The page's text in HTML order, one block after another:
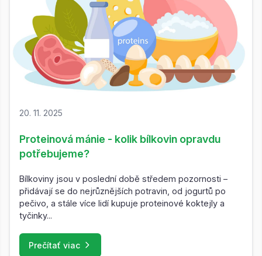
20. 11. 2025
Proteinová mánie - kolik bílkovin opravdu
potřebujeme?
Bílkoviny jsou v poslední době středem pozornosti –
přidávají se do nejrůznějších potravin, od jogurtů po
pečivo, a stále více lidí kupuje proteinové koktejly a
tyčinky...
Prečítať viac